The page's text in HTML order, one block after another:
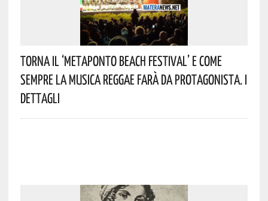
Torna Il ‘Metaponto Beach Festival’ E Come
Sempre La Musica Reggae Farà Da Protagonista. I
Dettagli